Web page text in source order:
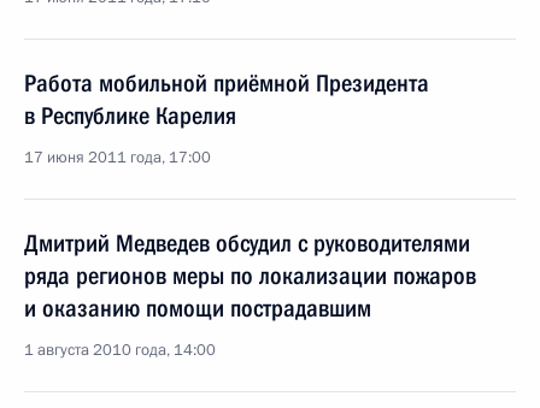
Работа мобильной приёмной Президента
в Республике Карелия
17 июня 2011 года, 17:00
Дмитрий Медведев обсудил с руководителями
ряда регионов меры по локализации пожаров
и оказанию помощи пострадавшим
1 августа 2010 года, 14:00